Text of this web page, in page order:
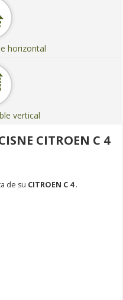
horizontal
vertical
CITROEN C 4
de su CITROEN C 4.